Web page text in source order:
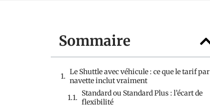
Sommaire
Le Shuttle avec véhicule : ce que le tarif par
navette inclut vraiment
Standard ou Standard Plus : l’écart de
flexibilité